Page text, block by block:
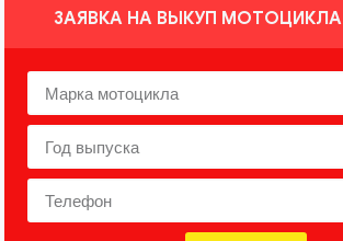
ЗАЯВКА НА ВЫКУП МОТОЦИКЛА